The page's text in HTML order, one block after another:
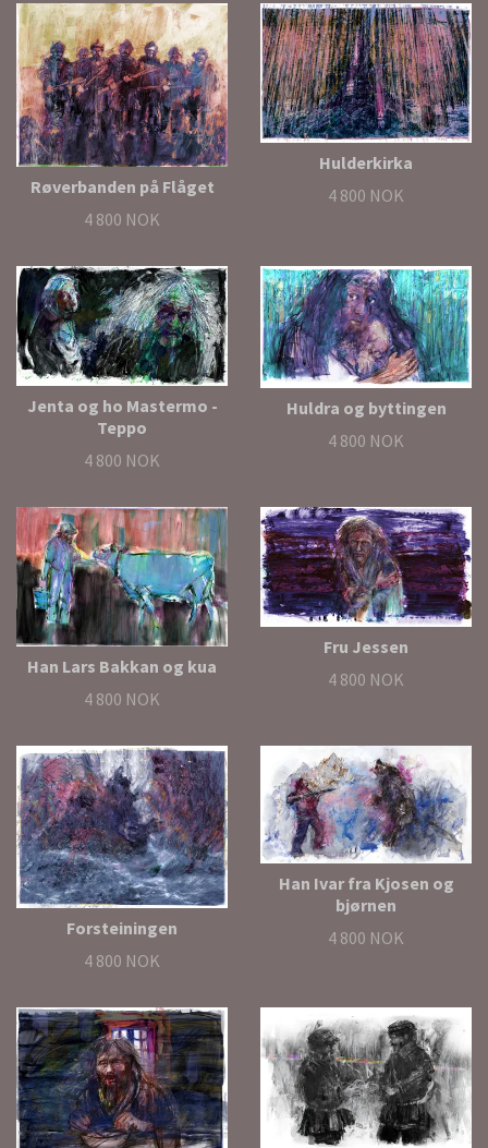
Røverbanden på Flåget
4 800 NOK
Hulderkirka
4 800 NOK
Jenta og ho Mastermo -
Teppo
4 800 NOK
Huldra og byttingen
4 800 NOK
Han Lars Bakkan og kua
4 800 NOK
Fru Jessen
4 800 NOK
Forsteiningen
4 800 NOK
Han Ivar fra Kjosen og
bjørnen
4 800 NOK